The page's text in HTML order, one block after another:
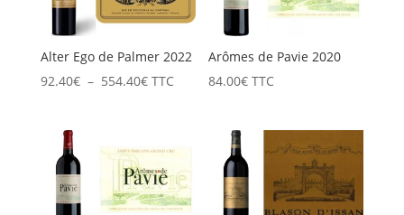
Alter Ego de Palmer 2022
92.40€ – 554.40€Plage
92.40€
à
554.40€
TTC
Arômes de Pavie 2020
84.00€ TTC